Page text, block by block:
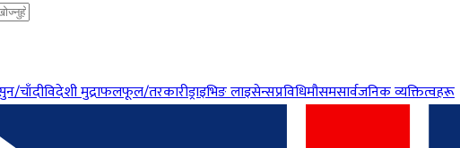
चाँदीविदेशी मुद्राफलफूल/तरकारीड्राइभिङ लाइसेन्सप्रविधिमौसमसार्वजनिक व्यक्तित्वहरू